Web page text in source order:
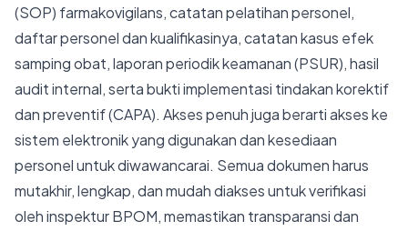
(SOP) farmakovigilans, catatan pelatihan personel,
daftar personel dan kualifikasinya, catatan kasus efek
samping obat, laporan periodik keamanan (PSUR), hasil
audit internal, serta bukti implementasi tindakan korektif
dan preventif (CAPA). Akses penuh juga berarti akses ke
sistem elektronik yang digunakan dan kesediaan
personel untuk diwawancarai. Semua dokumen harus
mutakhir, lengkap, dan mudah diakses untuk verifikasi
oleh inspektur BPOM, memastikan transparansi dan